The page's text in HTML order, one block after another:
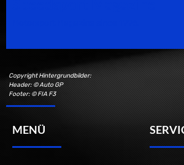
Copyright Hintergrundbilder:
Header: © Auto GP
Footer: © FIA F3
MENÜ